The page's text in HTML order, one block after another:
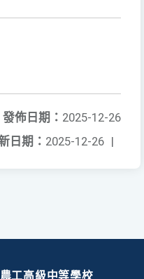
發佈日期： 2025-12-26
日期： 2025-12-26 |
工高級中等學校